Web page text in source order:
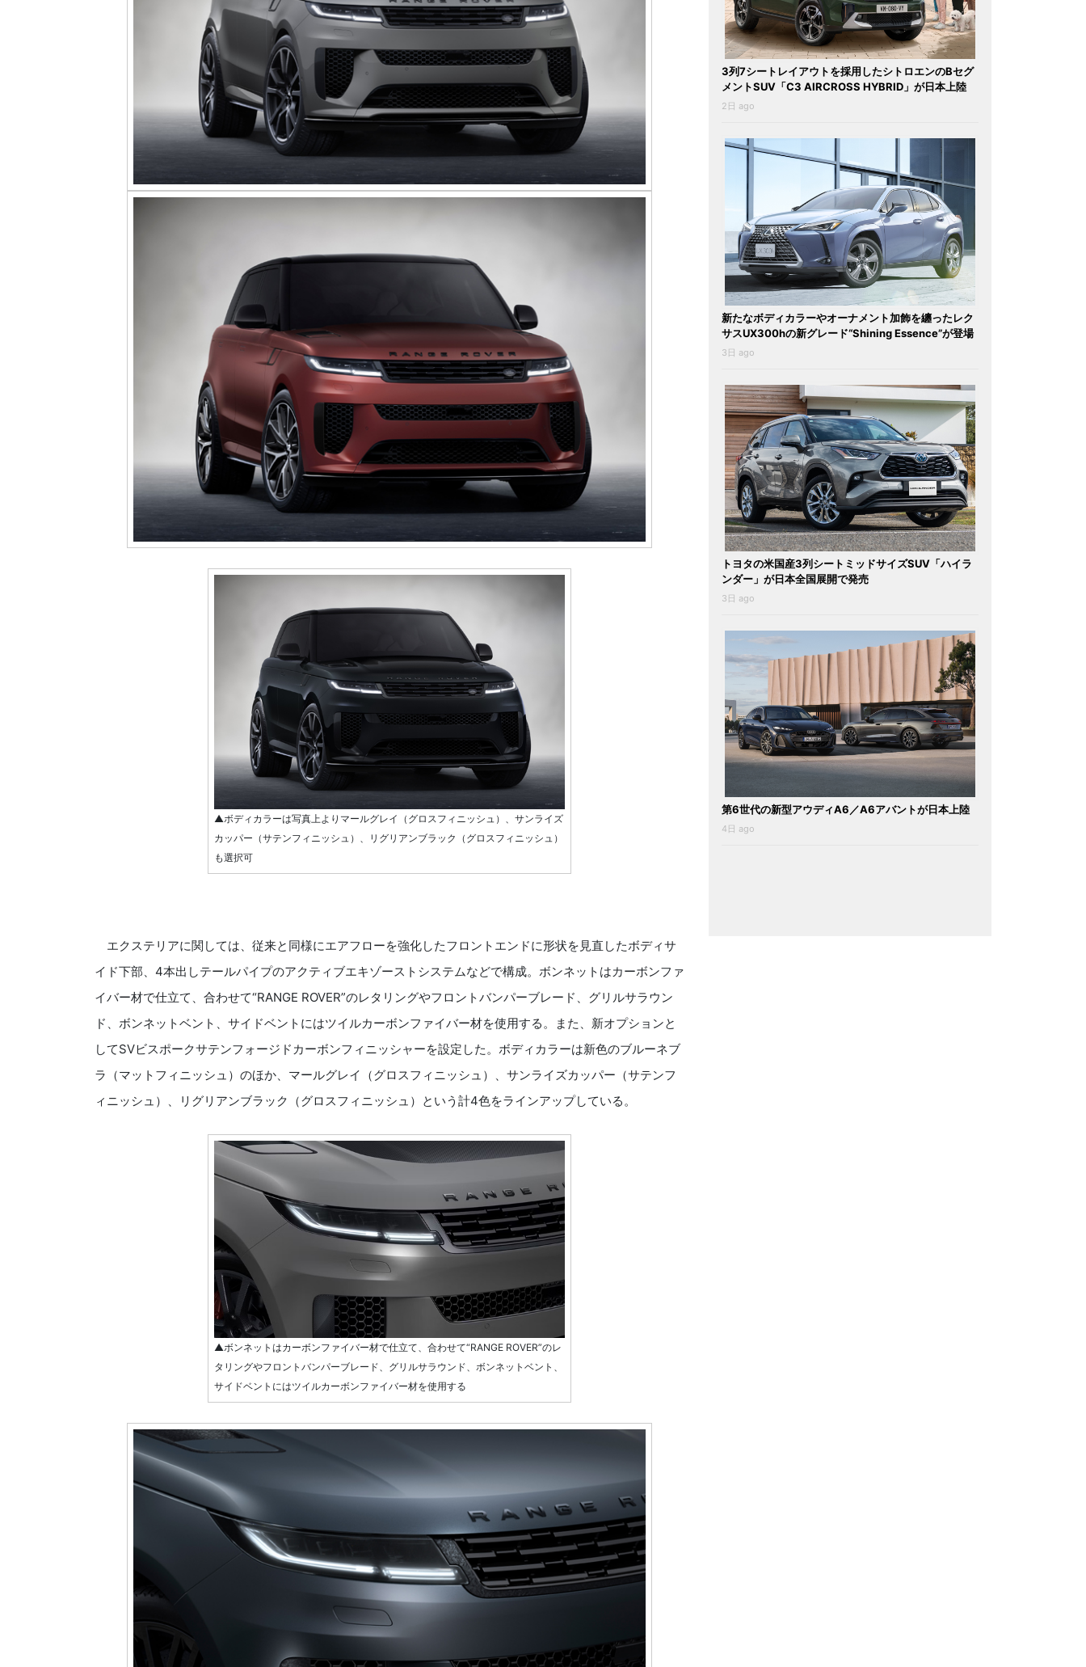
▲ボディカラーは写真上よりマールグレイ（グロスフィニッシュ）、サンライズ
カッパー（サテンフィニッシュ）、リグリアンブラック（グロスフィニッシュ）
も選択可
エクステリアに関しては、従来と同様にエアフローを強化したフロントエンドに形状を見直したボディサ
イド下部、4本出しテールパイプのアクティブエキゾーストシステムなどで構成。ボンネットはカーボンファ
イバー材で仕立て、合わせて“RANGE ROVER”のレタリングやフロントバンパーブレード、グリルサラウン
ド、ボンネットベント、サイドベントにはツイルカーボンファイバー材を使用する。また、新オプションと
してSVビスポークサテンフォージドカーボンフィニッシャーを設定した。ボディカラーは新色のブルーネブ
ラ（マットフィニッシュ）のほか、マールグレイ（グロスフィニッシュ）、サンライズカッパー（サテンフ
ィニッシュ）、リグリアンブラック（グロスフィニッシュ）という計4色をラインアップしている。
▲ボンネットはカーボンファイバー材で仕立て、合わせて“RANGE ROVER”のレ
タリングやフロントバンパーブレード、グリルサラウンド、ボンネットベント、
サイドベントにはツイルカーボンファイバー材を使用する
3列7シートレイアウトを採用したシトロエンのBセグ
メントSUV「C3 AIRCROSS HYBRID」が日本上陸
2日 ago
新たなボディカラーやオーナメント加飾を纏ったレク
サスUX300hの新グレード“Shining Essence”が登場
3日 ago
トヨタの米国産3列シートミッドサイズSUV「ハイラ
ンダー」が日本全国展開で発売
3日 ago
第6世代の新型アウディA6／A6アバントが日本上陸
4日 ago